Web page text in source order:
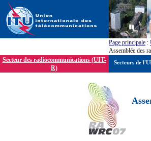
Page principale :
Assemblée des
Secteur des radiocommunications (UIT-
R)
Secteurs de